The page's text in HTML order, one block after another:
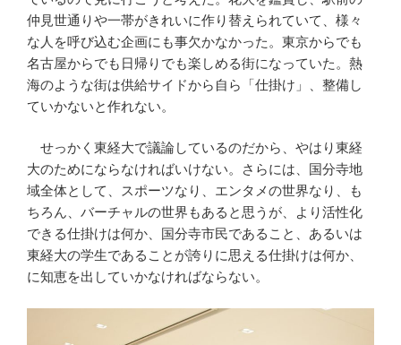
仲見世通りや一帯がきれいに作り替えられていて、様々
な人を呼び込む企画にも事欠かなかった。東京からでも
名古屋からでも日帰りでも楽しめる街になっていた。熱
海のような街は供給サイドから自ら「仕掛け」、整備し
ていかないと作れない。
せっかく東経大で議論しているのだから、やはり東経
大のためにならなければいけない。さらには、国分寺地
域全体として、スポーツなり、エンタメの世界なり、も
ちろん、バーチャルの世界もあると思うが、より活性化
できる仕掛けは何か、国分寺市民であること、あるいは
東経大の学生であることが誇りに思える仕掛けは何か、
に知恵を出していかなければならない。